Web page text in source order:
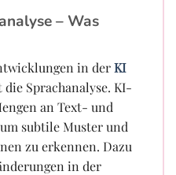
– Was
in derKI
Sprachanalyse. KI-
an Text- und
subtile Muster und
zu erkennen. Dazu
in der